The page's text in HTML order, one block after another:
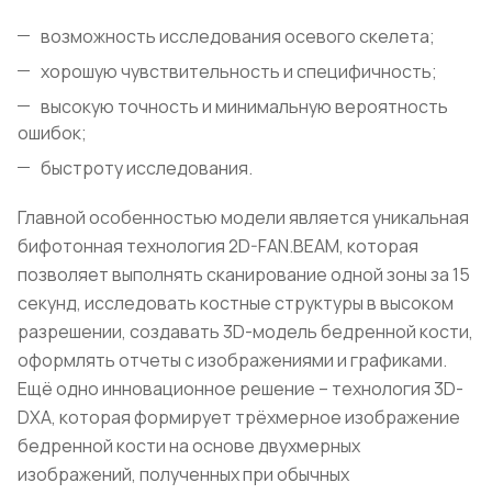
возможность исследования осевого скелета;
хорошую чувствительность и специфичность;
высокую точность и минимальную вероятность
ошибок;
быстроту исследования.
Главной особенностью модели является уникальная
бифотонная технология 2D-FAN.BEAM, которая
позволяет выполнять сканирование одной зоны за 15
секунд, исследовать костные структуры в высоком
разрешении, создавать 3D-модель бедренной кости,
оформлять отчеты с изображениями и графиками.
Ещё одно инновационное решение – технология 3D-
DXA, которая формирует трёхмерное изображение
бедренной кости на основе двухмерных
изображений, полученных при обычных